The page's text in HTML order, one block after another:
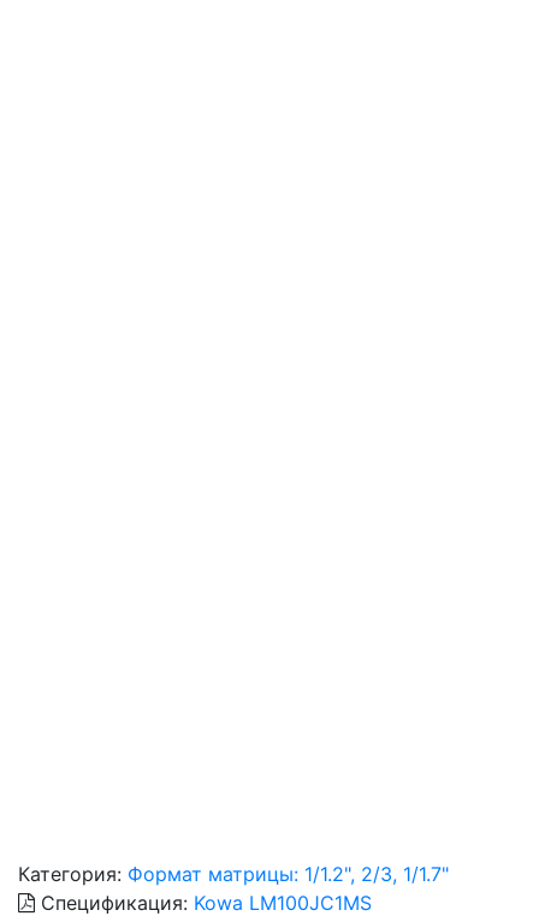
Категория: Формат матрицы: 1/1.2", 2/3, 1/1.7"
Спецификация: Kowa LM100JC1MS